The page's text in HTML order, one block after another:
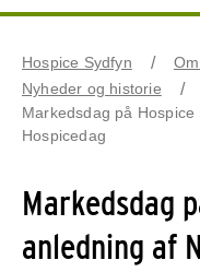
Hospice Sydfyn
Nyheder og historie
Markedsdag på
Hospicedag
Markedsdag
anledning af